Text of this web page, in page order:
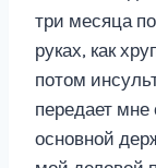
три месяца
руках, как
потом
передает
основной